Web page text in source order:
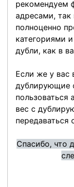
рекомендуем
адресами,
полноценно
категориями
дубли, как в
Если же у вас
дублирующие
пользоваться
вес с
передаваться
Спасибо, что